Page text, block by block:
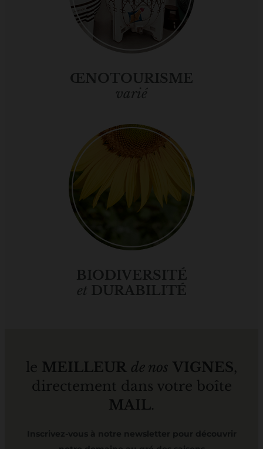
ŒNOTOURISME
varié
BIODIVERSITÉ
et DURABILITÉ
le MEILLEUR de nos VIGNES,
directement dans votre boîte
MAIL.